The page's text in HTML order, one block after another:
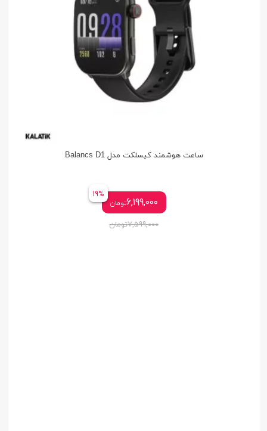
ساعت هوشمند کیسلکت مدل Balancs D1
6,199,000تومان
19%
7,599,000تومان